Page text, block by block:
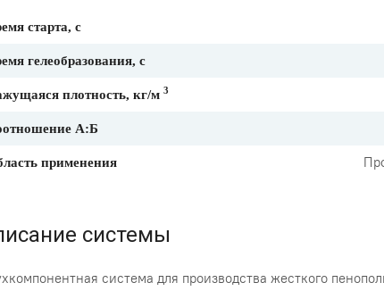
старта, с
гелеобразования, с
плотность, кг/м 3
А:Б
применения
системы
система для производства жесткого